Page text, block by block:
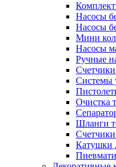
Насосы
Насосы
Мини
Насосы
Ручные
Системы
Очистка
Шланги
Катушки